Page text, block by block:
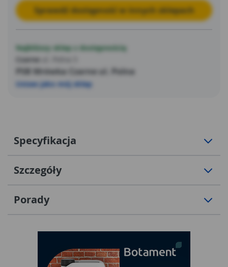
Sprawdź dostępność w innych sklepach
Najbliższy sklep z dostępnością
Czarne
PSB Mrówka Czarne ul. Polna
Ustaw jako mój sklep
Specyfikacja
Szczegóły
Porady